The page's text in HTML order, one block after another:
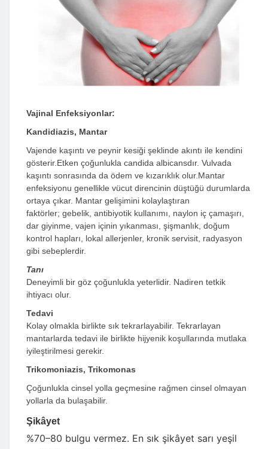
Vajinal Enfeksiyonlar:
Kandidiazis, Mantar
Vajende kaşıntı ve peynir kesiği şeklinde akıntı ile kendini
gösterir.Etken çoğunlukla candida albicansdır. Vulvada
kaşıntı sonrasında da ödem ve kızarıklık olur.Mantar
enfeksiyonu genellikle vücut direncinin düştüğü durumlarda
ortaya çıkar. Mantar gelişimini kolaylaştıran
faktörler; gebelik, antibiyotik kullanımı, naylon iç çamaşırı,
dar giyinme, vajen içinin yıkanması, şişmanlık, doğum
kontrol hapları, lokal allerjenler, kronik servisit, radyasyon
gibi sebeplerdir.
Tanı
Deneyimli bir göz çoğunlukla yeterlidir. Nadiren tetkik
ihtiyacı olur.
Tedavi
Kolay olmakla birlikte sık tekrarlayabilir. Tekrarlayan
mantarlarda tedavi ile birlikte hijyenik koşullarında mutlaka
iyileştirilmesi gerekir.
Trikomoniazis, Trikomonas
Çoğunlukla cinsel yolla geçmesine rağmen cinsel olmayan
yollarla da bulaşabilir.
Şikâyet
%70–80 bulgu vermez. En sık şikâyet sarı yeşil